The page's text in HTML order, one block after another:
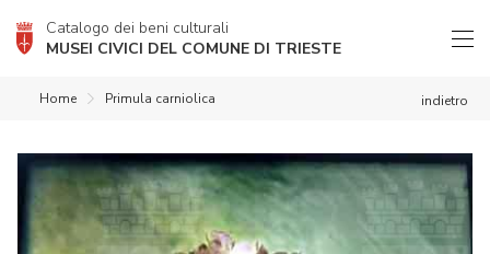
Catalogo dei beni culturali
MUSEI CIVICI DEL COMUNE DI TRIESTE
indietro
Home Primula carniolica